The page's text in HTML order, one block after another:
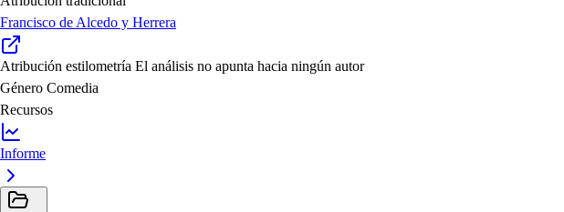
Francisco de Alcedo y Herrera
Atribución estilometría El análisis no apunta hacia ningún autor
Género Comedia
Recursos
Informe